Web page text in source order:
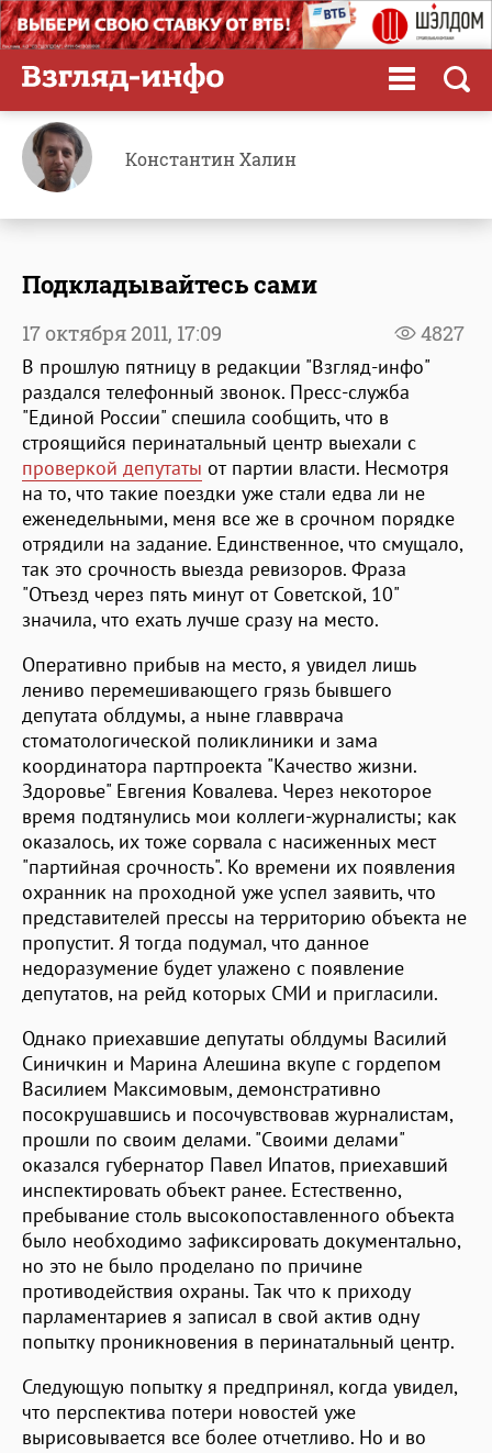
Константин Халин
Подкладывайтесь сами
4827
17 октября 2011, 17:09
В прошлую пятницу в редакции "Взгляд-инфо"
раздался телефонный звонок. Пресс-служба
"Единой России" спешила сообщить, что в
строящийся перинатальный центр выехали с
проверкой депутаты от партии власти. Несмотря
на то, что такие поездки уже стали едва ли не
еженедельными, меня все же в срочном порядке
отрядили на задание. Единственное, что смущало,
так это срочность выезда ревизоров. Фраза
"Отъезд через пять минут от Советской, 10"
значила, что ехать лучше сразу на место.
Оперативно прибыв на место, я увидел лишь
лениво перемешивающего грязь бывшего
депутата облдумы, а ныне главврача
стоматологической поликлиники и зама
координатора партпроекта "Качество жизни.
Здоровье" Евгения Ковалева. Через некоторое
время подтянулись мои коллеги-журналисты; как
оказалось, их тоже сорвала с насиженных мест
"партийная срочность". Ко времени их появления
охранник на проходной уже успел заявить, что
представителей прессы на территорию объекта не
пропустит. Я тогда подумал, что данное
недоразумение будет улажено с появление
депутатов, на рейд которых СМИ и пригласили.
Однако приехавшие депутаты облдумы Василий
Синичкин и Марина Алешина вкупе с гордепом
Василием Максимовым, демонстративно
посокрушавшись и посочувствовав журналистам,
прошли по своим делами. "Своими делами"
оказался губернатор Павел Ипатов, приехавший
инспектировать объект ранее. Естественно,
пребывание столь высокопоставленного объекта
было необходимо зафиксировать документально,
но это не было проделано по причине
противодействия охраны. Так что к приходу
парламентариев я записал в свой актив одну
попытку проникновения в перинатальный центр.
Следующую попытку я предпринял, когда увидел,
что перспектива потери новостей уже
вырисовывается все более отчетливо. Но и во